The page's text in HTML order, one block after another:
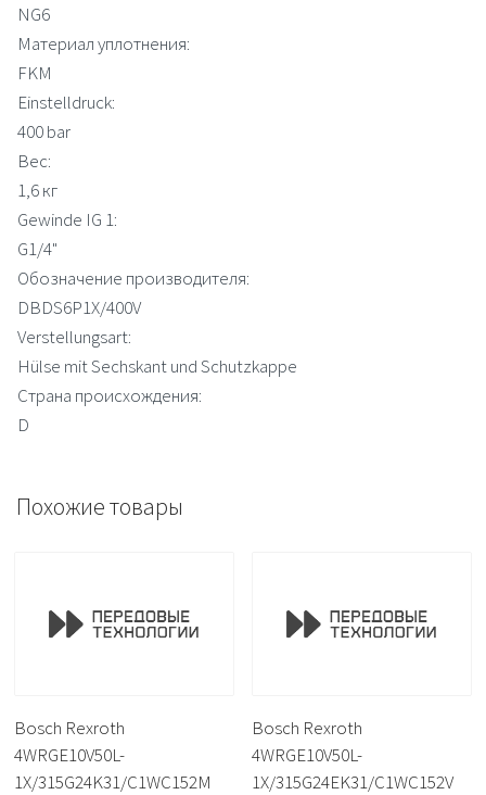
NG6
Материал уплотнения:
FKM
Einstelldruck:
400 bar
Вес:
1,6 кг
Gewinde IG 1:
G1/4"
Обозначение производителя:
DBDS6P1X/400V
Verstellungsart:
Hülse mit Sechskant und Schutzkappe
Страна происхождения:
D
Похожие товары
Bosch Rexroth
4WRGE10V50L-
1X/315G24K31/C1WC152M
Bosch Rexroth
4WRGE10V50L-
1X/315G24EK31/C1WC152V